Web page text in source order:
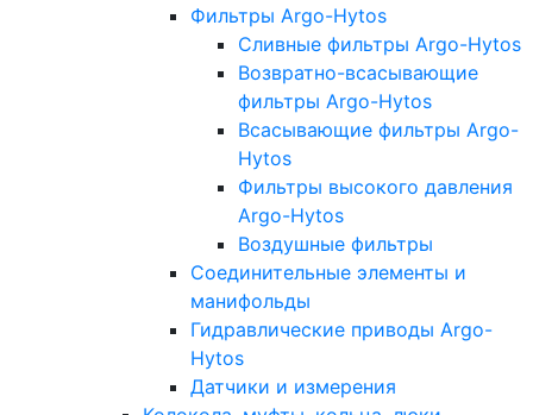
Фильтры Argo-Hytos
Сливные фильтры Argo-Hytos
Возвратно-всасывающие
фильтры Argo-Hytos
Всасывающие фильтры Argo-
Hytos
Фильтры высокого давления
Argo-Hytos
Воздушные фильтры
Соединительные элементы и
манифольды
Гидравлические приводы Argo-
Hytos
Датчики и измерения